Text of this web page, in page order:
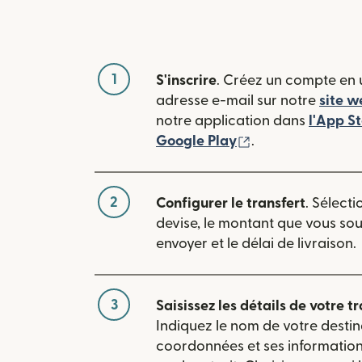
1 S'inscrire. Créez un compte en
adresse e-mail sur notre site
notre application dans l'App
Google Play
(s'ouvre dans
.
2 Configurer le transfert.
devise, le montant que vous
envoyer et le délai de livraison.
3
Saisissez les détails de votre
Indiquez le nom de votre
coordonnées et ses